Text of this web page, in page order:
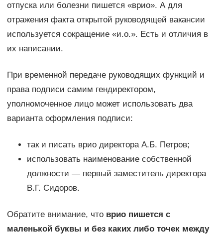
отпуска или болезни пишется «врио». А для
отражения факта открытой руководящей вакансии
используется сокращение «и.о.». Есть и отличия в
их написании.
При временной передаче руководящих функций и
права подписи самим гендиректором,
уполномоченное лицо может использовать два
варианта оформления подписи:
так и писать врио директора А.Б. Петров;
использовать наименование собственной
должности — первый заместитель директора
В.Г. Сидоров.
Обратите внимание, что врио пишется с
маленькой буквы и без каких либо точек между